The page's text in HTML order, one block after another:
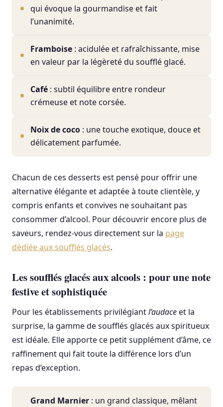
qui évoque la gourmandise et fait
l’unanimité.
Framboise : acidulée et rafraîchissante, mise
en valeur par la légèreté du soufflé glacé.
Café : subtil équilibre entre rondeur
crémeuse et note corsée.
Noix de coco : une touche exotique, douce et
délicatement parfumée.
Chacun de ces desserts est pensé pour offrir une
alternative élégante et adaptée à toute clientèle, y
compris enfants et convives ne souhaitant pas
consommer d’alcool. Pour découvrir encore plus de
saveurs, rendez-vous directement sur la page
dédiée aux soufflés glacés.
Les soufflés glacés aux alcools : pour une note
festive et sophistiquée
Pour les établissements privilégiantl’audaceet la
surprise, la gamme de soufflés glacés aux spiritueux
est idéale. Elle apporte ce petit supplément d’âme, ce
raffinement qui fait toute la différence lors d’un
repas d’exception.
Grand Marnier : un grand classique, mêlant